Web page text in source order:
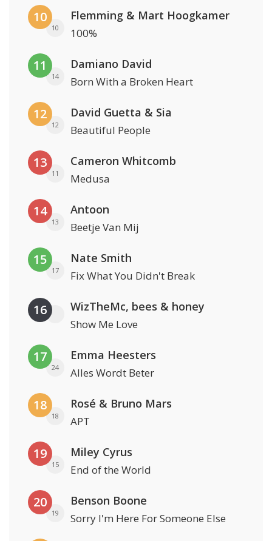
10
10
Flemming & Mart Hoogkamer
100%
11
14
Damiano David
Born With a Broken Heart
12
12
David Guetta & Sia
Beautiful People
13
11
Cameron Whitcomb
Medusa
14
13
Antoon
Beetje Van Mij
15
17
Nate Smith
Fix What You Didn't Break
16 WizTheMc, bees & honey
Show Me Love
17
24
Emma Heesters
Alles Wordt Beter
18
18
Rosé & Bruno Mars
APT
19
15
Miley Cyrus
End of the World
20
19
Benson Boone
Sorry I'm Here For Someone Else